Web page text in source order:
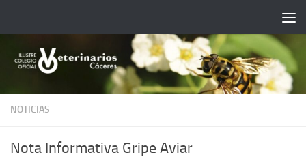
NOTICIAS
Nota Informativa Gripe Aviar